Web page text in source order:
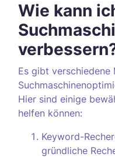
Wie kann
Es gibt verschiedene
Hier sind einige
helfen können:
Keyword-
gründliche